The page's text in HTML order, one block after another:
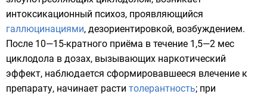
интоксикационный психоз, проявляющийся
галлюцинациями, дезориентировкой, возбуждением.
После 10—15-кратного приёма в течение 1,5—2 мес
циклодола в дозах, вызывающих наркотический
эффект, наблюдается сформировавшееся влечение к
препарату, начинает расти толерантность; при